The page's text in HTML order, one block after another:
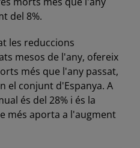
del 8%.
les reduccions
mesos de l'any, ofereix
més que l'any passat,
el conjunt d'Espanya. A
és del 28% i és la
més aporta a l'augment